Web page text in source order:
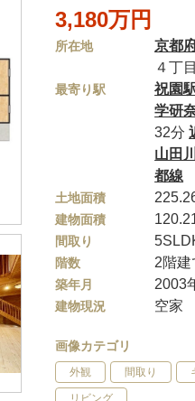
3,180万円
所在地 京都
４丁目
最寄り駅 祝園
学研
32分
山田
都線
土地面積
建物面積
間取り
階数 2階建
築年月 2003
建物現況 空家
画像カテゴリ
外観 間取り
リビング